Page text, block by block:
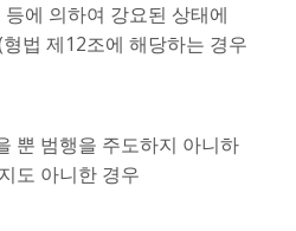
에 의하여 강요된 상태에
법 제12조에 해당하는 경우
뿐 범행을 주도하지 아니하
도 아니한 경우